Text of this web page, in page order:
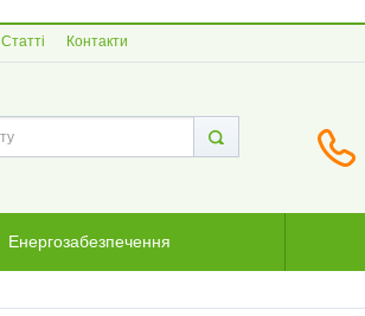
Статті Контакти
Енергозабезпечення